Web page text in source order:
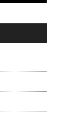
01:04